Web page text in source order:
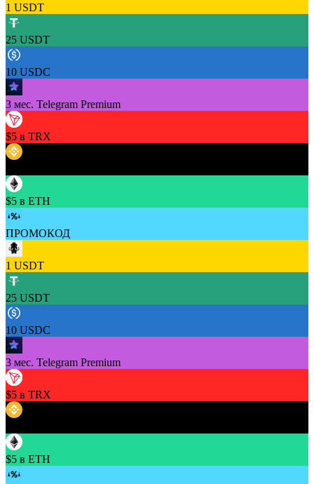
1 USDT
25 USDT
10 USDC
3 мес. Telegram Premium
$5 в TRX
$5 в ETH
ПРОМОКОД
1 USDT
25 USDT
10 USDC
3 мес. Telegram Premium
$5 в TRX
$5 в ETH